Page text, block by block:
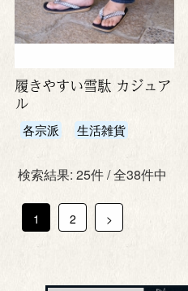
履きやすい雪駄 カジュア
ル
各宗派 生活雑貨
検索結果: 25件 / 全38件中
1 2 >